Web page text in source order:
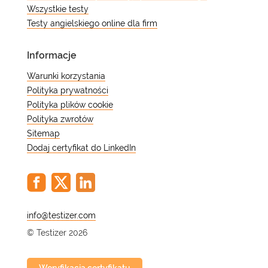
Wszystkie testy
Testy angielskiego online dla firm
Informacje
Warunki korzystania
Polityka prywatności
Polityka plików cookie
Polityka zwrotów
Sitemap
Dodaj certyfikat do LinkedIn
@
© Testizer 2026